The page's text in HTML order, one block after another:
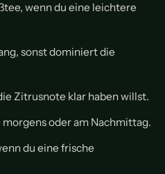
wenn du eine leichtere
sonst dominiert die
Zitrusnote klar haben willst.
oder am Nachmittag.
du eine frische